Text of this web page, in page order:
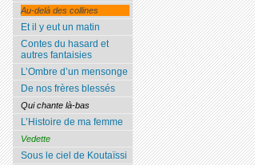
Au-delà des collines
Et il y eut un matin
Contes du hasard et
autres fantaisies
L’Ombre d’un mensonge
De nos frères blessés
Qui chante là-bas
L’Histoire de ma femme
Vedette
Sous le ciel de Koutaïssi